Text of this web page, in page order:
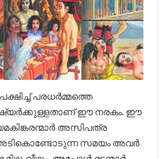
പരധർമ്മത്തെ
ഈ നരകം. ഈ
അസിപത്ര
അടികൊണ്ടോടുന്ന സമയം അവർ